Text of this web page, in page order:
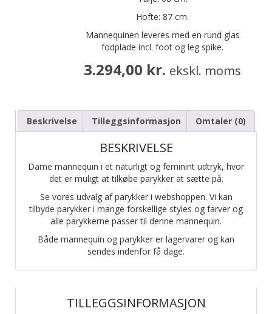
Hofte: 87 cm.
Mannequinen leveres med en rund glas
fodplade incl. foot og leg spike.
3.294,00 kr. ekskl. moms
Beskrivelse Tilleggsinformasjon Omtaler (0)
BESKRIVELSE
Dame mannequin i et naturligt og feminint udtryk, hvor
det er muligt at tilkøbe parykker at sætte på.
Se vores udvalg af parykker i webshoppen. Vi kan
tilbyde parykker i mange forskellige styles og farver og
alle parykkerne passer til denne mannequin.
Både mannequin og parykker er lagervarer og kan
sendes indenfor få dage.
TILLEGGSINFORMASJON